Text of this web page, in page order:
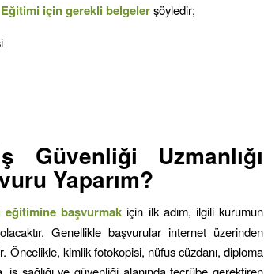
Eğitimi için gerekli belgelerşöyledir;
Güvenliği Uzmanlığı
Yaparım?
eğitimine başvurmak için ilk adım, ilgili kurumun
Genellikle başvurular internet üzerinden
Öncelikle, kimlik fotokopisi, nüfus cüzdanı, diploma